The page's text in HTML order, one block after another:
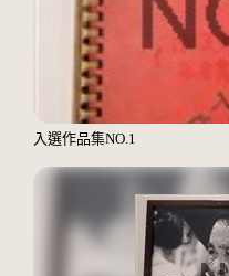
入選作品集NO.1